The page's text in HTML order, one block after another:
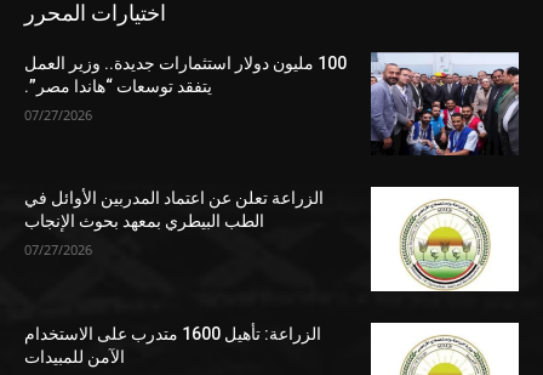
اختيارات المحرر
100 مليون دولار استثمارات جديدة.. وزير العمل
يتفقد توسعات “هاندا مصر”.
07/27/2026
الزراعة تعلن عن اعتماد المدربين الأوائل في
الطب البيطري بمعهد بحوث الإنجاب
07/27/2026
الزراعة: تأهيل 1600 متدرب على الاستخدام
الآمن للمبيدات